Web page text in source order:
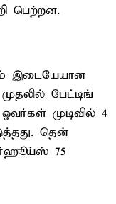
பெற்றன.
இடையேயான
பேட்டிங்
முடிவில் 4
தென்
75